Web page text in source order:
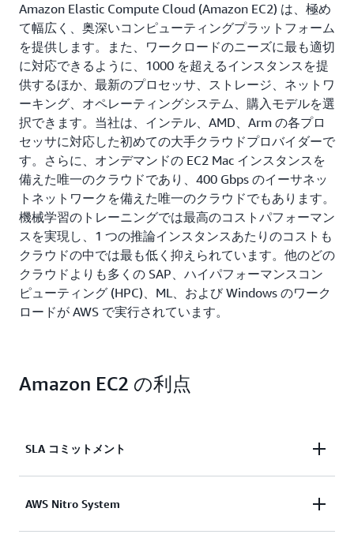
Amazon Elastic Compute Cloud (Amazon EC2) は、極め
て幅広く、奥深いコンピューティングプラットフォーム
を提供します。また、ワークロードのニーズに最も適切
に対応できるように、1000 を超えるインスタンスを提
供するほか、最新のプロセッサ、ストレージ、ネットワ
ーキング、オペレーティングシステム、購入モデルを選
択できます。当社は、インテル、AMD、Arm の各プロ
セッサに対応した初めての大手クラウドプロバイダーで
す。さらに、オンデマンドの EC2 Mac インスタンスを
備えた唯一のクラウドであり、400 Gbps のイーサネッ
トネットワークを備えた唯一のクラウドでもあります。
機械学習のトレーニングでは最高のコストパフォーマン
スを実現し、1 つの推論インスタンスあたりのコストも
クラウドの中では最も低く抑えられています。他のどの
クラウドよりも多くの SAP、ハイパフォーマンスコン
ピューティング (HPC)、ML、および Windows のワーク
ロードが AWS で実行されています。
Amazon EC2 の利点
SLA コミットメント
信頼性が高く、スケーラブルなオンデマンドのイン
AWS Nitro System